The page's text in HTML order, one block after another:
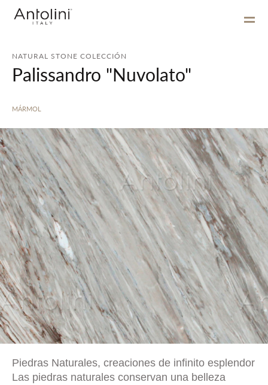
NATURAL STONE COLECCIÓN
Palissandro "Nuvolato"
MÁRMOL
Piedras Naturales, creaciones de infinito esplendor
Las piedras naturales conservan una belleza